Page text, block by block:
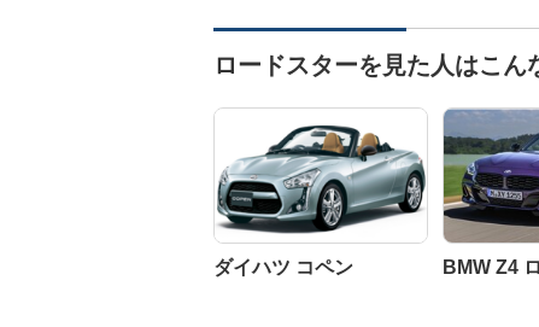
ロードスターを見た人はこん
ダイハツ コペン BMW Z4